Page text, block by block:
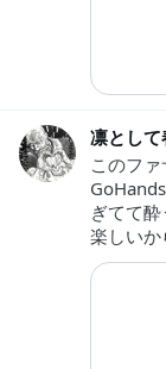
凛として
このフ
ぎてて
楽しいか